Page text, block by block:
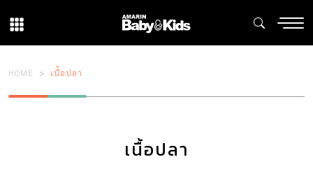
HOME เนื้อปลา
เนื้อปลา